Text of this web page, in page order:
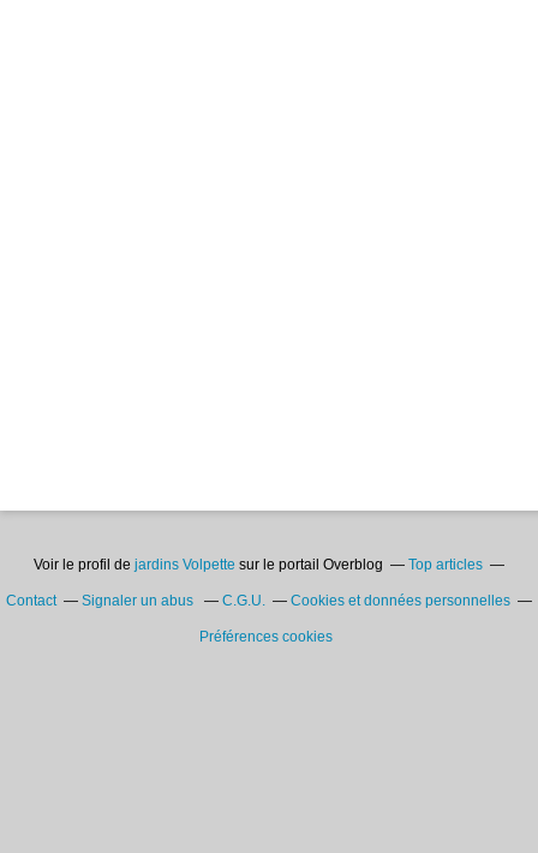
Voir le profil de jardins Volpette sur le portail Overblog Top articles
Contact Signaler un abus C.G.U. Cookies et données personnelles
Préférences cookies